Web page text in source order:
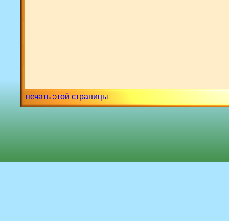
печать этой страницы